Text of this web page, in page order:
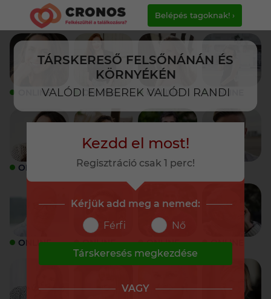
TÁRSKERESŐ FELSŐNÁNÁN ÉS
KÖRNYÉKÉN
VALÓDI EMBEREK VALÓDI RANDI
Belépés tagoknak! ›
ONLINE ONLINE ONLINE ONLINE
ONLINE ONLINE ONLINE
ONLINE ONLINE ONLINE ONLINE
Kezdd el most!
Regisztráció csak 1 perc!
Kérjük add meg a nemed:
Férfi
Nő
Társkeresés megkezdése
VAGY